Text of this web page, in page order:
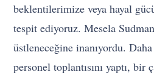
beklentilerimize veya hayal
tespit ediyoruz. Mesela
üstleneceğine inanıyordu.
personel toplantısını yaptı, bir